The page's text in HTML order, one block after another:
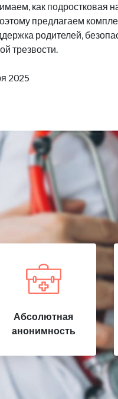
как подростковая
предлагаем
родителей,
трезвости.
2025
Абсолютная
анонимность